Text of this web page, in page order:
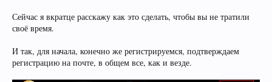
Сейчас я вкратце расскажу как это сделать, чтобы вы не тратили
своё время.
И так, для начала, конечно же регистрируемся, подтверждаем
регистрацию на почте, в общем все, как и везде.